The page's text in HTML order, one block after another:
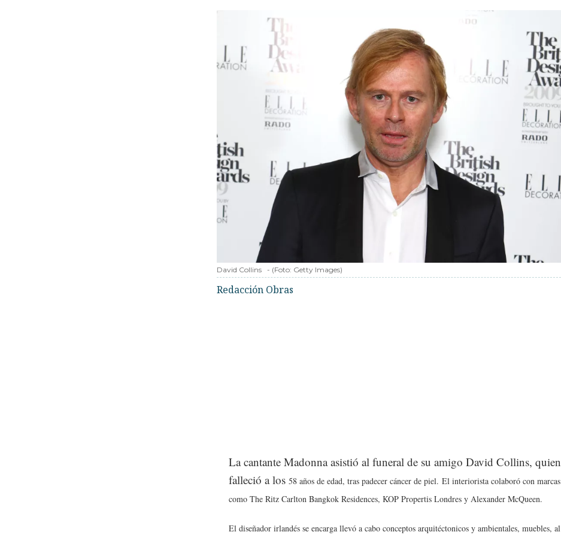
David Collins - (Foto: Getty Images)
Redacción Obras
La cantante Madonna asistió al funeral de su amigo David Collins, quien
falleció a los 58 años de edad, tras padecer cáncer de piel. El interiorista colaboró con marcas
como The Ritz Carlton Bangkok Residences, KOP Propertis Londres y Alexander McQueen.
El diseñador irlandés se encarga llevó a cabo conceptos arquitéctonicos y ambientales, muebles, al